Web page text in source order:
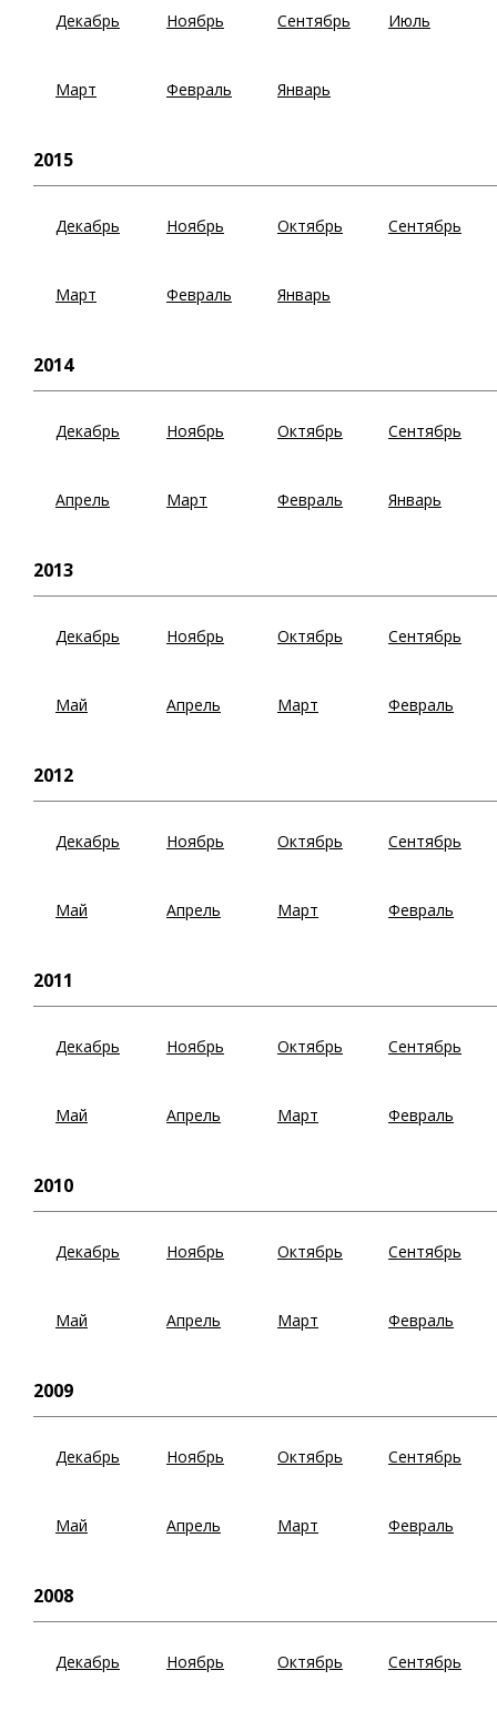
Декабрь Ноябрь Сентябрь Июль
Март Февраль Январь
2015
Декабрь Ноябрь Октябрь Сентябрь
Март Февраль Январь
2014
Декабрь Ноябрь Октябрь Сентябрь
Апрель Март Февраль Январь
2013
Декабрь Ноябрь Октябрь Сентябрь
Май Апрель Март Февраль
2012
Декабрь Ноябрь Октябрь Сентябрь
Май Апрель Март Февраль
2011
Декабрь Ноябрь Октябрь Сентябрь
Май Апрель Март Февраль
2010
Декабрь Ноябрь Октябрь Сентябрь
Май Апрель Март Февраль
2009
Декабрь Ноябрь Октябрь Сентябрь
Май Апрель Март Февраль
2008
Декабрь Ноябрь Октябрь Сентябрь